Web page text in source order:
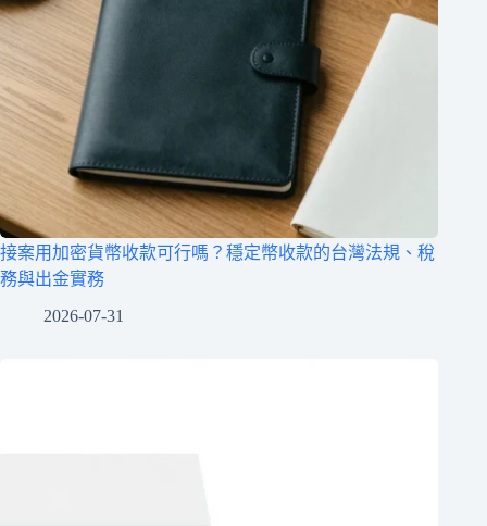
接案用加密貨幣收款可行嗎？穩定幣收款的台灣法規、稅
務與出金實務
2026-07-31